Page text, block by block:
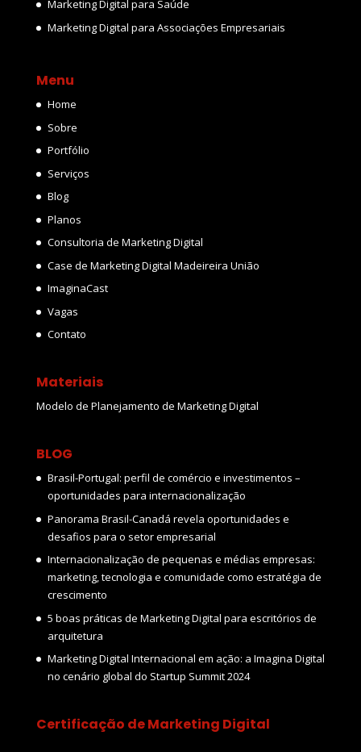
Marketing Digital para Saúde
Marketing Digital para Associações Empresariais
Menu
Home
Sobre
Portfólio
Serviços
Blog
Planos
Consultoria de Marketing Digital
Case de Marketing Digital Madeireira União
ImaginaCast
Vagas
Contato
Materiais
Modelo de Planejamento de Marketing Digital
BLOG
Brasil-Portugal: perfil de comércio e investimentos –
oportunidades para internacionalização
Panorama Brasil-Canadá revela oportunidades e
desafios para o setor empresarial
Internacionalização de pequenas e médias empresas:
marketing, tecnologia e comunidade como estratégia de
crescimento
5 boas práticas de Marketing Digital para escritórios de
arquitetura
Marketing Digital Internacional em ação: a Imagina Digital
no cenário global do Startup Summit 2024
Certificação de Marketing Digital